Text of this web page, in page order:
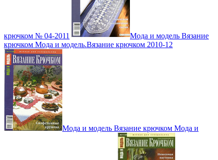
крючком № 04-2011
Мода и модель Вязание
крючком Мода и модель.Вязание крючком 2010-12
Мода и модель Вязание крючком Мода и